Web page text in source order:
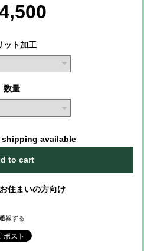
ット加工
数量
available
to cart
住まいの方向け
報する